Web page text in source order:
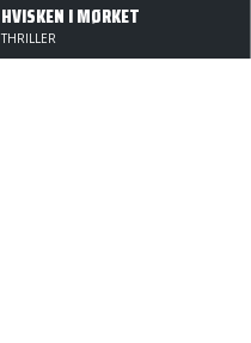
HVISKEN I MØRKET
THRILLER